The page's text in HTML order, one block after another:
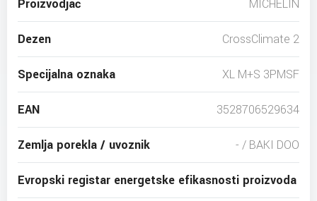
Proizvodjač MICHELIN
Dezen CrossClimate 2
Specijalna oznaka XL M+S 3PMSF
EAN 3528706529634
Zemlja porekla / uvoznik - / BAKI DOO
Evropski registar energetske efikasnosti proizvoda